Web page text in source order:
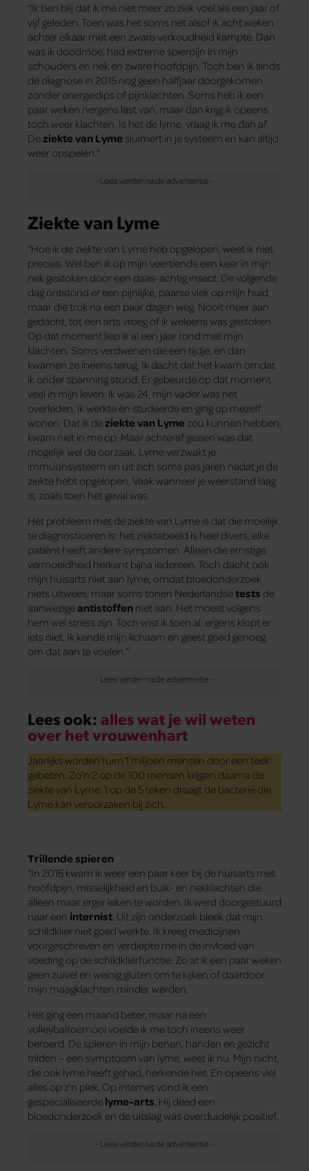
“Ik ben blij dat ik me niet meer zo ziek voel als een jaar of
vijf geleden. Toen was het soms net alsof ik acht weken
achter elkaar met een zware verkoudheid kampte. Dan
was ik doodmoe, had extreme spierpijn in mijn
schouders en nek en zware hoofdpijn. Toch ben ik sinds
de diagnose in 2015 nog geen halfjaar doorgekomen
zonder energiedips of pijnklachten. Soms heb ik een
paar weken nergens last van, maar dan krijg ik opeens
toch weer klachten. Is het de lyme, vraag ik me dan af.
Deziekte van Lyme sluimert in je systeem en kan altijd
weer opspelen.”
Ziekte van Lyme
“Hoe ik de ziekte van Lyme heb opgelopen, weet ik niet
precies. Wel ben ik op mijn veertiende een keer in mijn
nek gestoken door een daas-achtig insect. De volgende
dag ontstond er een pijnlijke, paarse vlek op mijn huid,
maar die trok na een paar dagen weg. Nooit meer aan
gedacht, tot een arts vroeg of ik weleens was gestoken.
Op dat moment liep ik al een jaar rond met mijn
klachten. Soms verdwenen die een tijdje, en dan
kwamen ze ineens terug. Ik dacht dat het kwam omdat
ik onder spanning stond. Er gebeurde op dat moment
veel in mijn leven: ik was 24, mijn vader was net
overleden, ik werkte én studeerde en ging op mezelf
wonen. Dat ik de ziekte van Lyme zou kunnen hebben,
kwam niet in me op. Maar achteraf gezien was dat
mogelijk wel de oorzaak. Lyme verzwakt je
immuunsysteem en uit zich soms pas jaren nadat je de
ziekte hebt opgelopen. Vaak wanneer je weerstand laag
is, zoals toen het geval was.
Het probleem met de ziekte van Lyme is dat die moeilijk
te diagnosticeren is: het ziektebeeld is heel divers, elke
patiënt heeft andere symptomen. Alleen die ernstige
vermoeidheid herkent bijna iedereen. Toch dacht ook
mijn huisarts niet aan lyme, omdat bloedonderzoek
niets uitwees, maar soms tonen Nederlandsetests de
aanwezigeantistoffen niet aan. Het moest volgens
hem wel stress zijn. Toch wist ik toen al: ergens klopt er
iets niet. Ik kende mijn lichaam en geest goed genoeg
om dat aan te voelen.”
Lees ook:alles wat je wil weten
over het vrouwenhart
Jaarlijks worden ruim 1 miljoen mensen door een teek
gebeten. Zo’n 2 op de 100 mensen krijgen daarna de
ziekte van Lyme. 1 op de 5 teken draagt de bacterie die
Lyme kan veroorzaken bij zich.
Trillende spieren
“In 2015 kwam ik weer een paar keer bij de huisarts met
hoofdpijn, misselijkheid en buik- en nekklachten die
alleen maar erger leken te worden. Ik werd doorgestuurd
naar een internist . Uit zijn onderzoek bleek dat mijn
schildklier niet goed werkte. Ik kreeg medicijnen
voorgeschreven en verdiepte me in de invloed van
voeding op de schildklierfunctie. Zo at ik een paar weken
geen zuivel en weinig gluten om te kijken of daardoor
mijn maagklachten minder werden.
Het ging een maand beter, maar na een
volleybaltoernooi voelde ik me toch ineens weer
beroerd. De spieren in mijn benen, handen en gezicht
trilden – een symptoom van lyme, weet ik nu. Mijn nicht,
die ook lyme heeft gehad, herkende het. En opeens viel
alles op z’n plek. Op internet vond ik een
gespecialiseerde lyme-arts . Hij deed een
bloedonderzoek en de uitslag was overduidelijk positief.